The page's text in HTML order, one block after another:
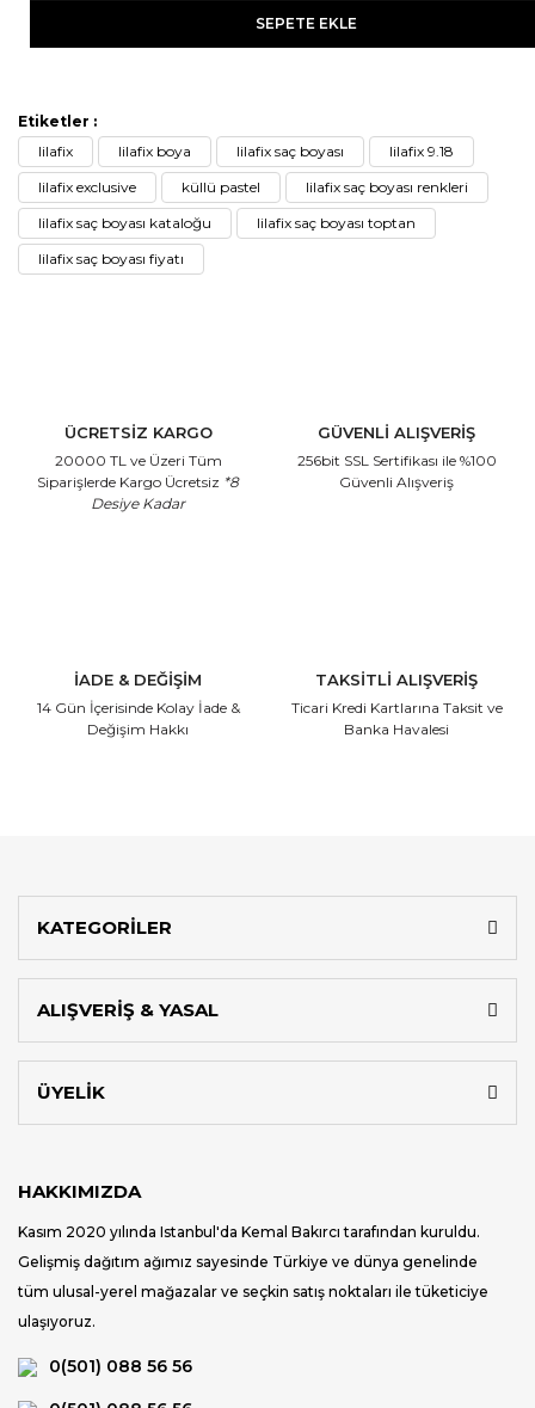
SEPETE EKLE
Etiketler :
lilafix
lilafix boya lilafix saç boyası
lilafix 9.18
lilafix exclusive
küllü pastel
lilafix saç boyası renkleri
lilafix saç boyası kataloğu
lilafix saç boyası toptan
lilafix saç boyası fiyatı
ÜCRETSİZ KARGO
20000 TL ve Üzeri Tüm
Siparişlerde Kargo Ücretsiz *8
Desiye Kadar
GÜVENLİ ALIŞVERİŞ
256bit SSL Sertifikası ile %100
Güvenli Alışveriş
İADE & DEĞİŞİM
14 Gün İçerisinde Kolay İade &
Değişim Hakkı
TAKSİTLİ ALIŞVERİŞ
Ticari Kredi Kartlarına Taksit ve
Banka Havalesi
KATEGORİLER
ALIŞVERİŞ & YASAL
ÜYELİK
HAKKIMIZDA
Kasım 2020 yılında Istanbul'da Kemal Bakırcı tarafından kuruldu.
Gelişmiş dağıtım ağımız sayesinde Türkiye ve dünya genelinde
tüm ulusal-yerel mağazalar ve seçkin satış noktaları ile tüketiciye
ulaşıyoruz.
0(501) 088 56 56